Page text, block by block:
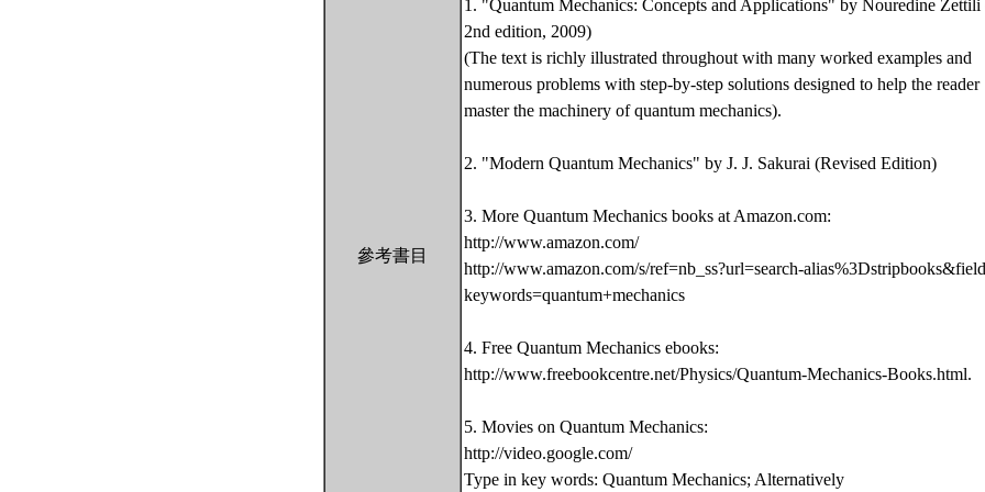
參考書目
1. "Quantum Mechanics: Concepts and Applications" by Nouredine
2nd edition, 2009)
(The text is richly illustrated throughout with many worked examples and
numerous problems with step-by-step solutions designed to help the reader
master the machinery of quantum mechanics).
2. "Modern Quantum Mechanics" by J. J. Sakurai (Revised Edition)
3. More Quantum Mechanics books at Amazon.com:
http://www.amazon.com/
http://www.amazon.com/s/ref=nb_ss?url=search-
keywords=quantum+mechanics
4. Free Quantum Mechanics ebooks:
http://www.freebookcentre.net/Physics/Quantum-Mechanics-Books.html.
5. Movies on Quantum Mechanics:
http://video.google.com/
Type in key words: Quantum Mechanics; Alternatively